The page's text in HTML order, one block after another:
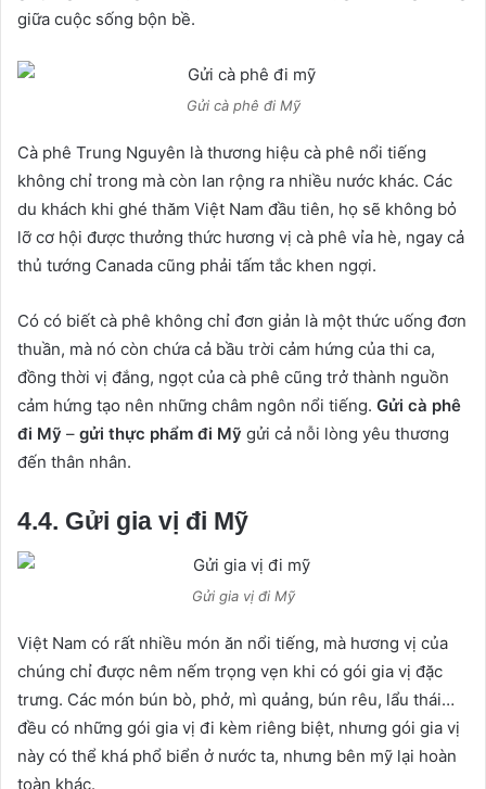
giữa cuộc sống bộn bề.
Gửi cà phê đi Mỹ
Cà phê Trung Nguyên là thương hiệu cà phê nổi tiếng
không chỉ trong mà còn lan rộng ra nhiều nước khác. Các
du khách khi ghé thăm Việt Nam đầu tiên, họ sẽ không bỏ
lỡ cơ hội được thưởng thức hương vị cà phê vỉa hè, ngay cả
thủ tướng Canada cũng phải tấm tắc khen ngợi.
Có có biết cà phê không chỉ đơn giản là một thức uống đơn
thuần, mà nó còn chứa cả bầu trời cảm hứng của thi ca,
đồng thời vị đắng, ngọt của cà phê cũng trở thành nguồn
cảm hứng tạo nên những châm ngôn nổi tiếng. Gửi cà phê
đi Mỹ – gửi thực phẩm đi Mỹ gửi cả nỗi lòng yêu thương
đến thân nhân.
4.4. Gửi gia vị đi Mỹ
Gửi gia vị đi Mỹ
Việt Nam có rất nhiều món ăn nổi tiếng, mà hương vị của
chúng chỉ được nêm nếm trọng vẹn khi có gói gia vị đặc
trưng. Các món bún bò, phở, mì quảng, bún rêu, lẩu thái…
đều có những gói gia vị đi kèm riêng biệt, nhưng gói gia vị
này có thể khá phổ biển ở nước ta, nhưng bên mỹ lại hoàn
toàn khác.